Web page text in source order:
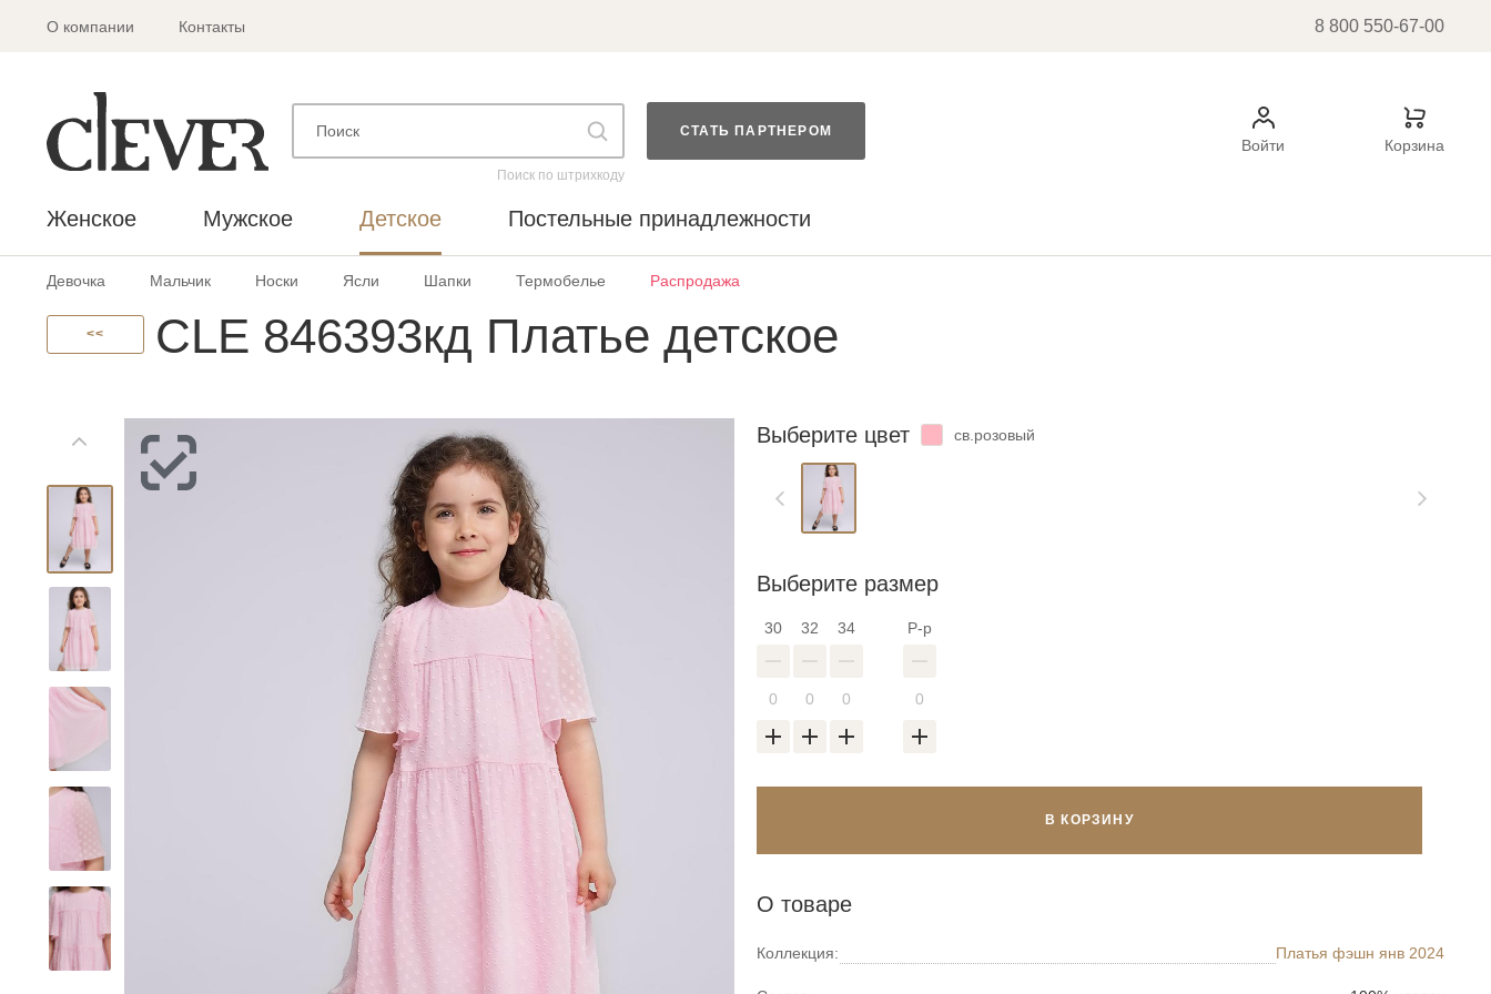
О компании Контакты 8 800 550-67-00
Поиск по штрихкоду
СТАТЬ ПАРТНЕРОМ
Войти Корзина
Женское Мужское Детское Постельные принадлежности
Девочка Мальчик Носки Ясли Шапки Термобелье Распродажа
<< CLE 846393кд Платье детское
Выберите цвет св.розовый
Выберите размер
30 32 34 Р-р
В КОРЗИНУ
О товаре
Коллекция: Платья фэшн янв 2024